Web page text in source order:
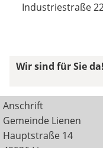
Industriestraße
Wir sind für Sie
Anschrift
Gemeinde Lienen
Hauptstraße 14